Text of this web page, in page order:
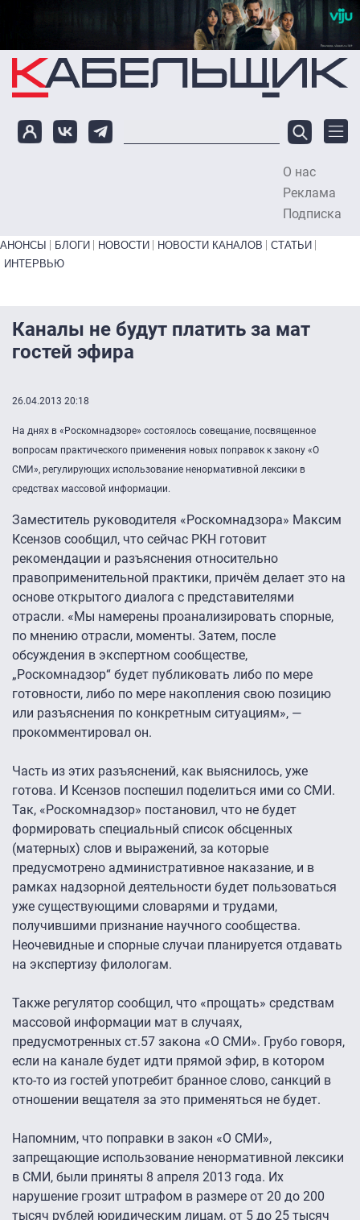
Перейти к основному содержанию
О нас
Реклама
Подписка
Primary links bottom
АНОНСЫ БЛОГИ НОВОСТИ НОВОСТИ КАНАЛОВ
СТАТЬИ
ИНТЕРВЬЮ
Каналы не будут платить за мат
гостей эфира
26.04.2013 20:18
На днях в «Роскомнадзоре» состоялось совещание, посвященное
вопросам практического применения новых поправок к закону «О
СМИ», регулирующих использование ненормативной лексики в
средствах массовой информации.
Заместитель руководителя «Роскомнадзора» Максим
Ксензов сообщил, что сейчас РКН готовит
рекомендации и разъяснения относительно
правоприменительной практики, причём делает это на
основе открытого диалога с представителями
отрасли. «Мы намерены проанализировать спорные,
по мнению отрасли, моменты. Затем, после
обсуждения в экспертном сообществе,
„Роскомнадзор“ будет публиковать либо по мере
готовности, либо по мере накопления свою позицию
или разъяснения по конкретным ситуациям», —
прокомментировал он.
Часть из этих разъяснений, как выяснилось, уже
готова. И Ксензов поспешил поделиться ими со СМИ.
Так, «Роскомнадзор» постановил, что не будет
формировать специальный список обсценных
(матерных) слов и выражений, за которые
предусмотрено административное наказание, и в
рамках надзорной деятельности будет пользоваться
уже существующими словарями и трудами,
получившими признание научного сообщества.
Неочевидные и спорные случаи планируется отдавать
на экспертизу филологам.
Также регулятор сообщил, что «прощать» средствам
массовой информации мат в случаях,
предусмотренных ст.57 закона «О СМИ». Грубо говоря,
если на канале будет идти прямой эфир, в котором
кто-то из гостей употребит бранное слово, санкций в
отношении вещателя за это применяться не будет.
Напомним, что поправки в закон «О СМИ»,
запрещающие использование ненормативной лексики
в СМИ, были приняты 8 апреля 2013 года. Их
нарушение грозит штрафом в размере от 20 до 200
тысяч рублей юридическим лицам, от 5 до 25 тысяч